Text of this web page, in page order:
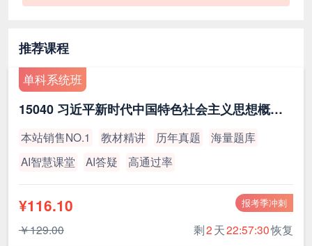
推荐课程
单科系统班
15040 习近平新时代中国特色社会主义思想概论（最新版）
本站销售NO.1 教材精讲 历年真题
海量题库
AI智慧课堂
AI答疑 高通过率
报考季冲刺
¥116.10
￥129.00 剩2天22:57:30恢复